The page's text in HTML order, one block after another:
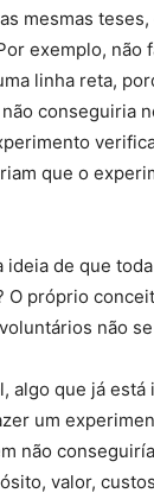
mesmas
exemplo, não
linha reta,
conseguiria
que o
de que
O próprio
não
algo que já
um
não
valor,